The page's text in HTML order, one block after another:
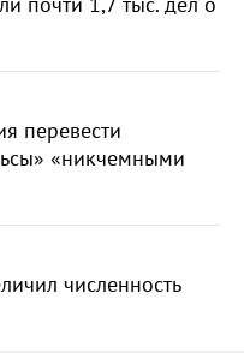
почти 1,7 тыс. дел о
перевести
«никчемными
численность